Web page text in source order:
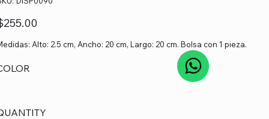
DISP0090
Alto: 2.5 cm, Ancho: 20 cm, Largo: 20 cm. Bolsa con 1 pieza.